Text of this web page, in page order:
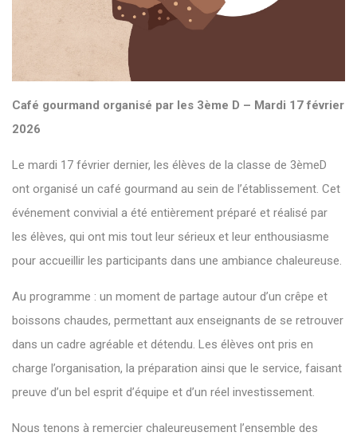
Café gourmand organisé par les 3ème D – Mardi 17 février
2026
Le mardi 17 février dernier, les élèves de la classe de 3èmeD
ont organisé un café gourmand au sein de l’établissement. Cet
événement convivial a été entièrement préparé et réalisé par
les élèves, qui ont mis tout leur sérieux et leur enthousiasme
pour accueillir les participants dans une ambiance chaleureuse.
Au programme : un moment de partage autour d’un crêpe et
boissons chaudes, permettant aux enseignants de se retrouver
dans un cadre agréable et détendu. Les élèves ont pris en
charge l’organisation, la préparation ainsi que le service, faisant
preuve d’un bel esprit d’équipe et d’un réel investissement.
Nous tenons à remercier chaleureusement l’ensemble des